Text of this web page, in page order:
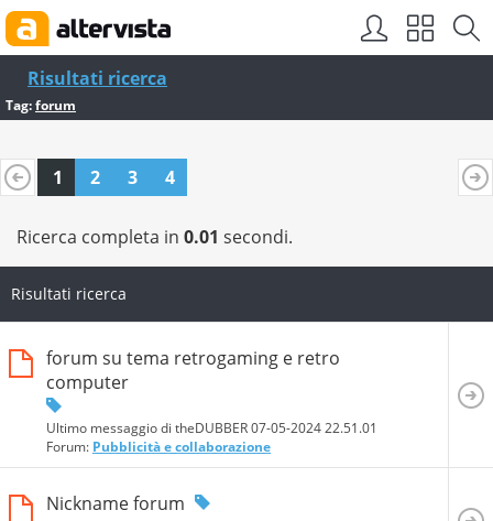
Risultati ricerca
Tag:forum
1 2 3 4
Ricerca completa in 0.01 secondi.
Risultati ricerca
forum su tema retrogaming e retro
computer
Ultimo messaggio di theDUBBER 07-05-202422.51.01
Forum: Pubblicità e collaborazione
Nickname forum